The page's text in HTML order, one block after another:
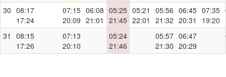
30 08:17
17:24
07:15
20:09
06:08
21:01
05:25
21:45
05:21
22:01
05:56
21:32
06:45
20:31
07:35
19:20
31
08:15
17:26
07:13
20:10
05:24
21:46
05:57
21:30
06:47
20:29